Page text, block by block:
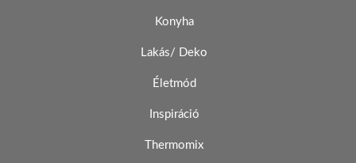
Konyha
Lakás/ Deko
Életmód
Inspiráció
Thermomix